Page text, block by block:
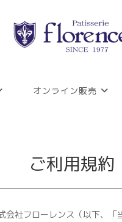
オンライン販売
ご利用規約
社フローレンス（以下、